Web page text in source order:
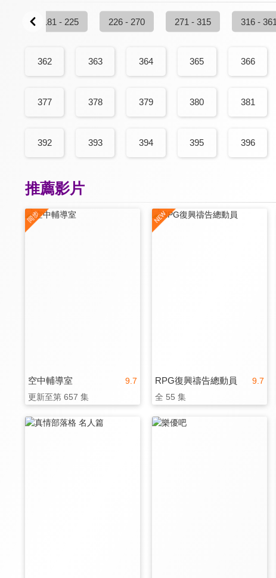
181 - 225 226 - 270 271 - 315 316 - 361
362 363 364 365 366
377 378 379 380 381
392 393 394 395 396
推薦影片
9.7
空中輔導室
更新至第 657 集
9.7
RPG復興禱告總動員
全 55 集